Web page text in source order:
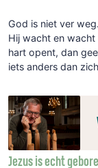
God is niet ver
Hij wacht en
hart opent, dan
iets anders dan
Jezus is echt